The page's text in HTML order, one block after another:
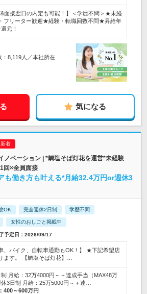
面接翌日の内定も可能！】＜学歴不問＞★未経
フリーター歓迎★経験・転職回数不問★昇給年
元！
8,119人／本社所在
気になる
ノベーション | *鯛塩そば灯花を運営*未経験
回×全員面接
も働き方も叶える*月給32.4万円or週休3
OK 完全週休2日制 学歴不問
女性のおしごと掲載中
予定日：2026/09/17
、バイク、自転車通勤もOK！】 ★下記希望店
ます。 【鯛塩そば灯花】…
月給：32万4000円～＋達成手当（MAX48万
3日制 月給：25万5000円～＋達…
400～600万円